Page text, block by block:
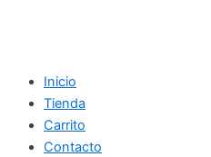
Inicio
Tienda
Carrito
Contacto